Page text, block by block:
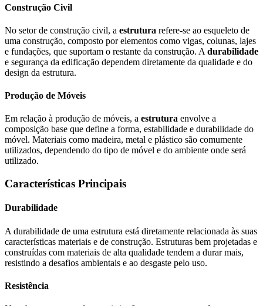
Construção Civil
No setor de construção civil, a estrutura refere-se ao esqueleto de
uma construção, composto por elementos como vigas, colunas, lajes
e fundações, que suportam o restante da construção. A durabilidade
e segurança da edificação dependem diretamente da qualidade e do
design da estrutura.
Produção de Móveis
Em relação à produção de móveis, a estrutura envolve a
composição base que define a forma, estabilidade e durabilidade do
móvel. Materiais como madeira, metal e plástico são comumente
utilizados, dependendo do tipo de móvel e do ambiente onde será
utilizado.
Características Principais
Durabilidade
A durabilidade de uma estrutura está diretamente relacionada às suas
características materiais e de construção. Estruturas bem projetadas e
construídas com materiais de alta qualidade tendem a durar mais,
resistindo a desafios ambientais e ao desgaste pelo uso.
Resistência